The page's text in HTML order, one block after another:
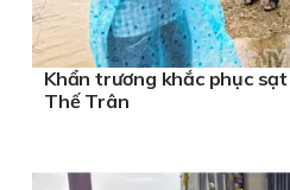
Khẩn trương khắc phục
Thế Trân